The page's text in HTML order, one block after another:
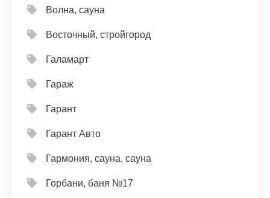
Волна, сауна
Восточный, стройгород
Галамарт
Гараж
Гарант
Гарант Авто
Гармония, сауна, сауна
Горбани, баня №17